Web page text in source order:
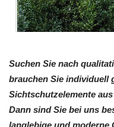
Suchen Sie nach
brauchen Sie individuell
Sichtschutzelemente
Dann sind Sie bei uns